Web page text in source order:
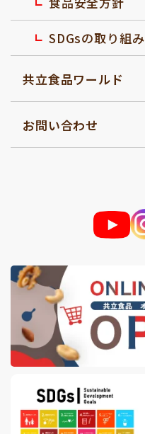
SDGsの取り組み
共立食品ワールド
お問い合わせ